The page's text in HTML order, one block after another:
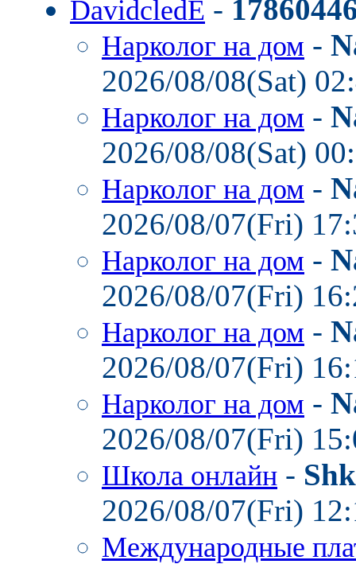
DavidcledE -
Нарколог на дом -
2026/08/08(Sat)
Нарколог на дом -
2026/08/08(Sat)
Нарколог на дом -
2026/08/07(Fri)
Нарколог на дом -
2026/08/07(Fri)
Нарколог на дом -
2026/08/07(Fri)
Нарколог на дом -
2026/08/07(Fri)
Школа онлайн -
2026/08/07(Fri)
Международные